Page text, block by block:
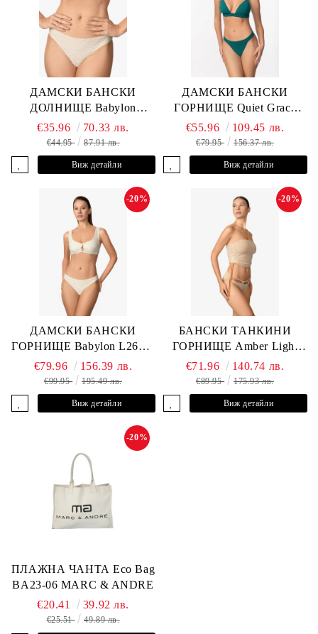
ДАМСКИ БАНСКИ
ДОЛНИЩЕ Babylon
L2613-Z-MTB MARC &
ANDRE
€35.96 70.33 лв.
€44.95 87.91 лв.
Виж детайли
ДАМСКИ БАНСКИ
ГОРНИЩЕ Quiet Grace
L2607-Y-352 MARC &
ANDRE
€55.96 109.45 лв.
€79.95 156.37 лв.
Виж детайли
ДАМСКИ БАНСКИ
ГОРНИЩЕ Babylon L2613-
YP-682 MARC & ANDRE
-20%
€79.96 156.39 лв.
€99.95 195.49 лв.
Виж детайли
БАНСКИ ТАНКИНИ
ГОРНИЩЕ Amber Light
L2605-Y-803 MARC &
ANDRE
-20%
€71.96 140.74 лв.
€89.95 175.93 лв.
Виж детайли
ПЛАЖНА ЧАНТА Eco Bag
BA23-06 MARC & ANDRE
-20%
€20.41 39.92 лв.
€25.51 49.89 лв.